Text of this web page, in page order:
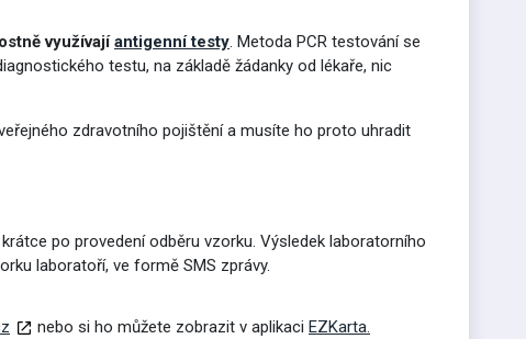
využívajíantigenní testy. Metoda PCR testování se
testu, na základě žádanky od lékaře, nic
zdravotního pojištění a musíte ho proto uhradit
po provedení odběru vzorku. Výsledek laboratorního
laboratoří, ve formě SMS zprávy.
nebo si ho můžete zobrazit v aplikaci EZKarta.